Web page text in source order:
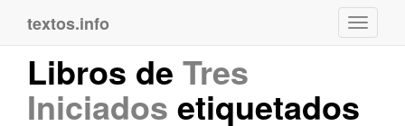
textos.info
Libros de Tres
Iniciados etiquetados